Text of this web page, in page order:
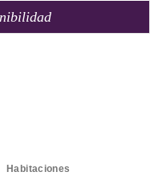
Habitaciones